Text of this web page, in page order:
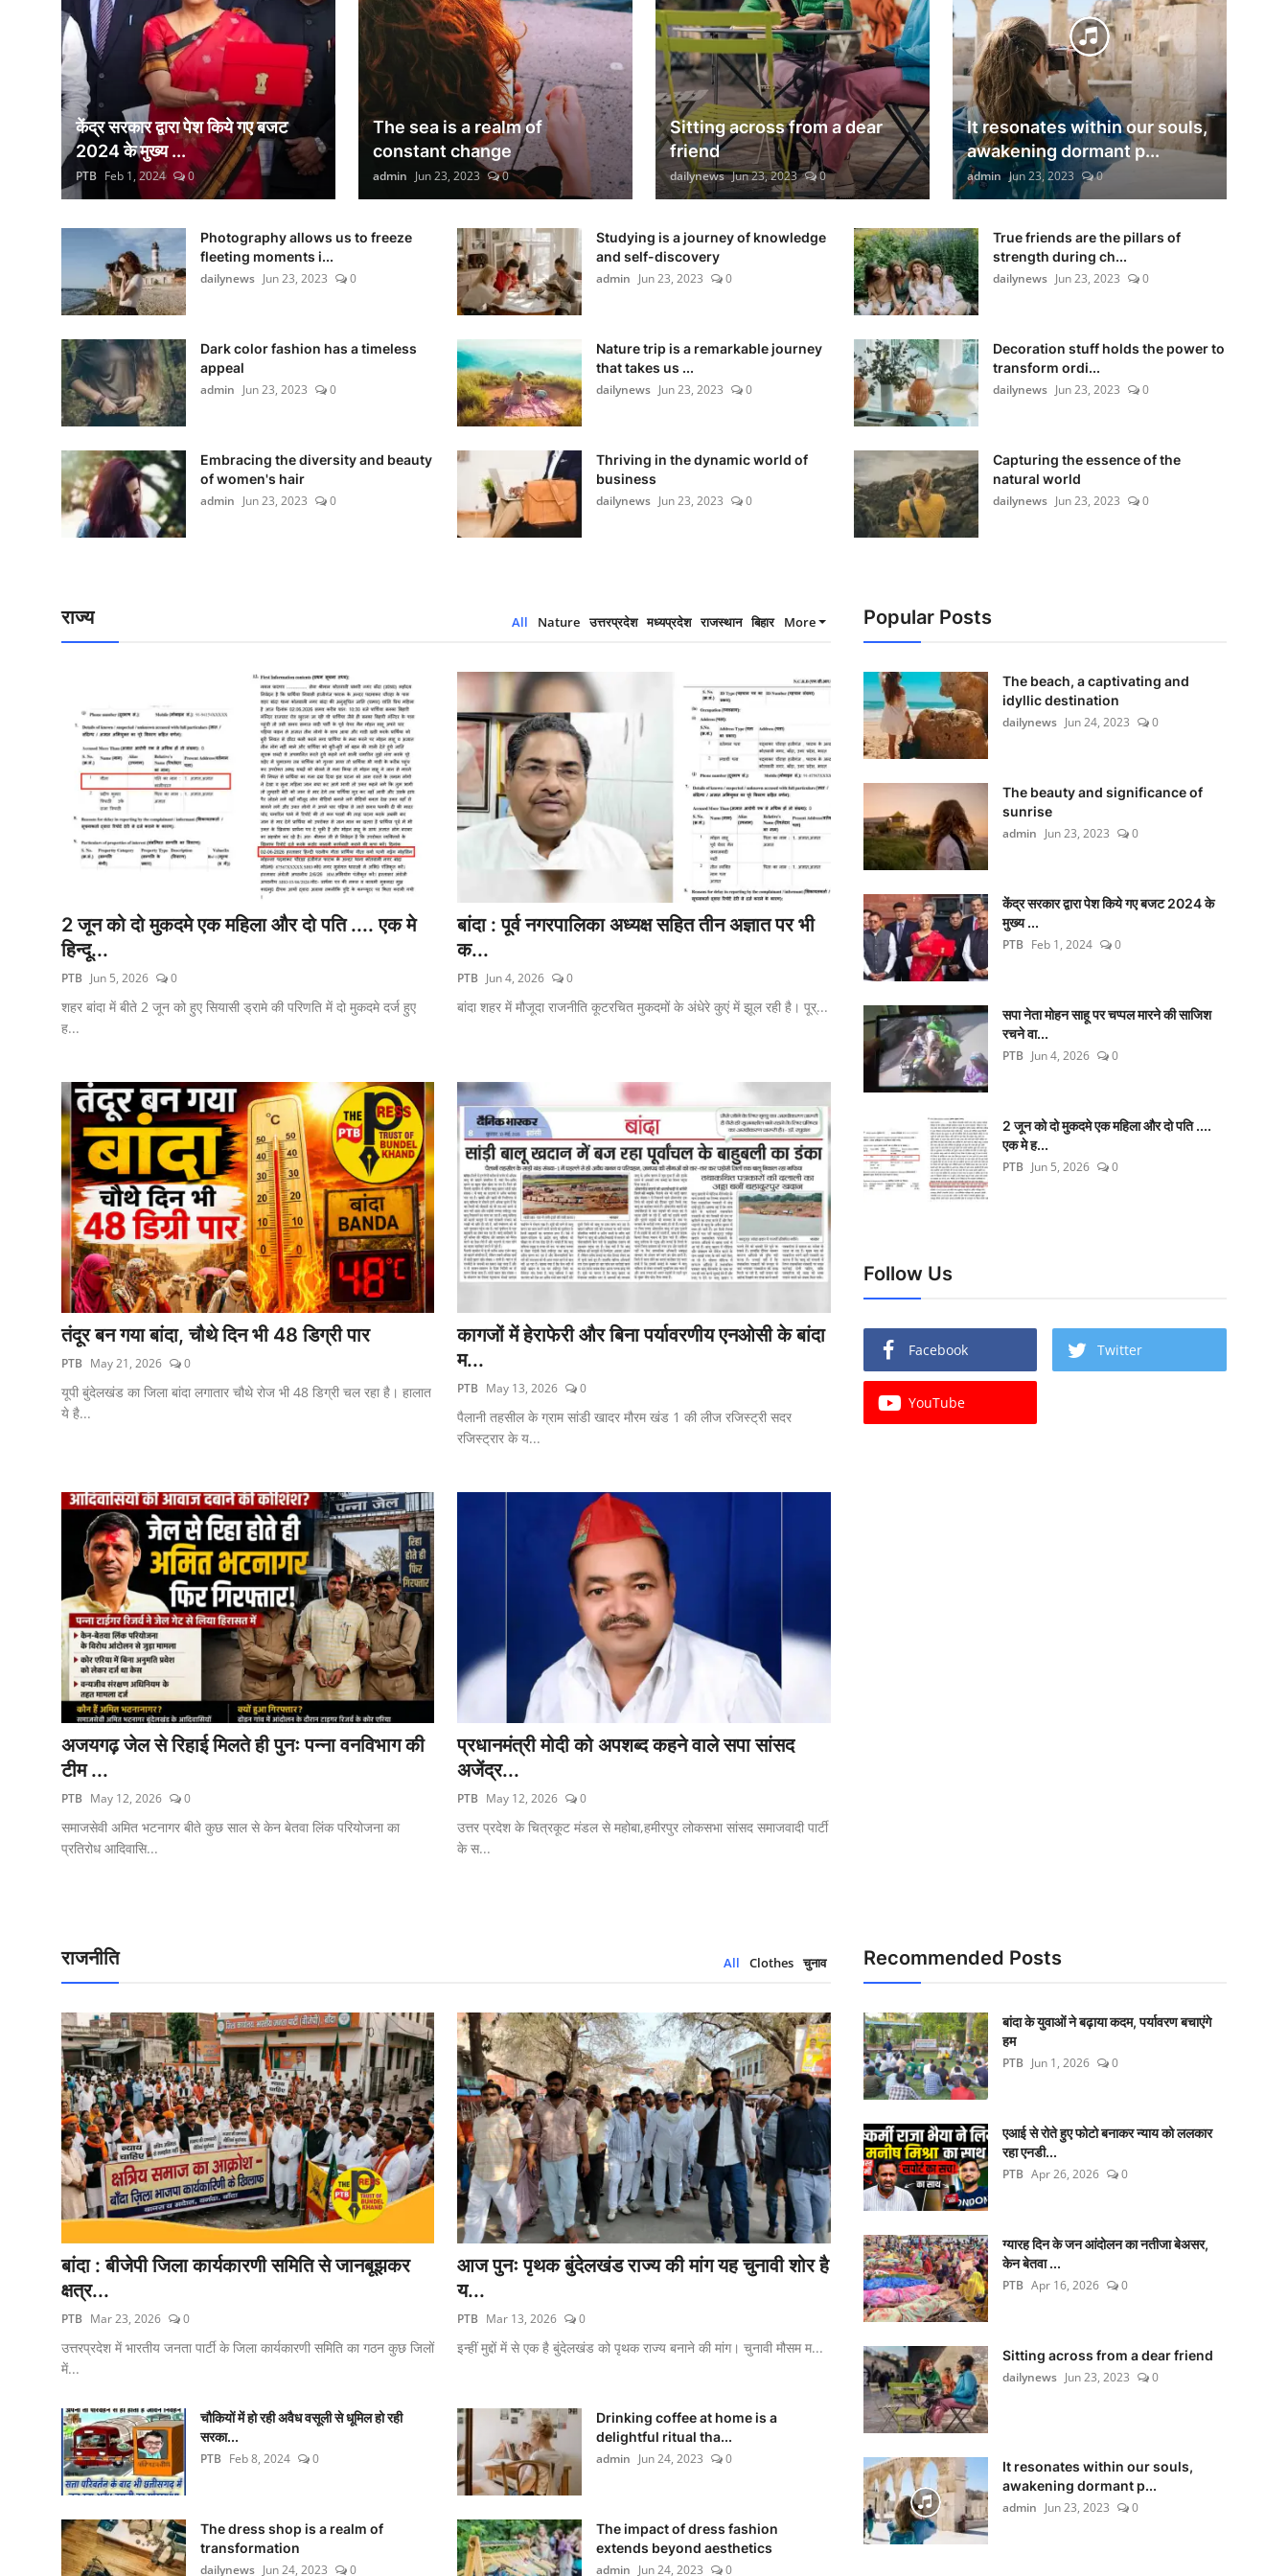
केंद्र सरकार द्वारा पेश किये गए बजट
2024 के मुख्य ...
PTB Feb 1, 2024 0
The sea is a realm of
constant change
admin Jun 23, 2023 0
Sitting across from a dear
friend
dailynews Jun 23, 2023 0
It resonates within our souls,
awakening dormant p...
admin Jun 23, 2023 0
Photography allows us to freeze
fleeting moments i...
dailynews Jun 23, 2023 0
Studying is a journey of knowledge
and self-discovery
admin Jun 23, 2023 0
True friends are the pillars of
strength during ch...
dailynews Jun 23, 2023 0
Dark color fashion has a timeless
appeal
admin Jun 23, 2023 0
Nature trip is a remarkable journey
that takes us ...
dailynews Jun 23, 2023 0
Decoration stuff holds the power to
transform ordi...
dailynews Jun 23, 2023 0
Embracing the diversity and beauty
of women's hair
admin Jun 23, 2023 0
Thriving in the dynamic world of
business
dailynews Jun 23, 2023 0
Capturing the essence of the
natural world
dailynews Jun 23, 2023 0
राज्य All Nature उत्तरप्रदेश मध्यप्रदेश राजस्थान बिहार More
2 जून को दो मुकदमे एक महिला और दो पति .... एक मे
हिन्दू...
PTB Jun 5, 2026 0
शहर बांदा में बीते 2 जून को हुए सियासी ड्रामे की परिणति में दो मुकदमे दर्ज हुए
ह...
बांदा : पूर्व नगरपालिका अध्यक्ष सहित तीन अज्ञात पर भी
क...
PTB Jun 4, 2026 0
बांदा शहर में मौजूदा राजनीति कूटरचित मुकदमों के अंधेरे कुएं में झूल रही है। पूर्...
तंदूर बन गया बांदा, चौथे दिन भी 48 डिग्री पार
PTB May 21, 2026 0
यूपी बुंदेलखंड का जिला बांदा लगातार चौथे रोज भी 48 डिग्री चल रहा है। हालात
ये है...
कागजों में हेराफेरी और बिना पर्यावरणीय एनओसी के बांदा
म...
PTB May 13, 2026 0
पैलानी तहसील के ग्राम सांडी खादर मौरम खंड 1 की लीज रजिस्ट्री सदर
रजिस्ट्रार के य...
अजयगढ़ जेल से रिहाई मिलते ही पुनः पन्ना वनविभाग की
टीम ...
PTB May 12, 2026 0
समाजसेवी अमित भटनागर बीते कुछ साल से केन बेतवा लिंक परियोजना का
प्रतिरोध आदिवासि...
प्रधानमंत्री मोदी को अपशब्द कहने वाले सपा सांसद
अजेंद्र...
PTB May 12, 2026 0
उत्तर प्रदेश के चित्रकूट मंडल से महोबा,हमीरपुर लोकसभा सांसद समाजवादी पार्टी
के स...
Popular Posts
The beach, a captivating and
idyllic destination
dailynews Jun 24, 2023 0
The beauty and significance of
sunrise
admin Jun 23, 2023 0
केंद्र सरकार द्वारा पेश किये गए बजट 2024 के
मुख्य ...
PTB Feb 1, 2024 0
सपा नेता मोहन साहू पर चप्पल मारने की साजिश
रचने वा...
PTB Jun 4, 2026 0
2 जून को दो मुकदमे एक महिला और दो पति ....
एक मे ह...
PTB Jun 5, 2026 0
Follow Us
Facebook Twitter
YouTube
राजनीति All Clothes चुनाव
बांदा : बीजेपी जिला कार्यकारणी समिति से जानबूझकर
क्षत्र...
PTB Mar 23, 2026 0
उत्तरप्रदेश में भारतीय जनता पार्टी के जिला कार्यकारणी समिति का गठन कुछ जिलों
में...
आज पुनः पृथक बुंदेलखंड राज्य की मांग यह चुनावी शोर है
य...
PTB Mar 13, 2026 0
इन्हीं मुद्दों में से एक है बुंदेलखंड को पृथक राज्य बनाने की मांग। चुनावी मौसम म...
चौकियों में हो रही अवैध वसूली से धूमिल हो रही
सरका...
PTB Feb 8, 2024 0
Drinking coffee at home is a
delightful ritual tha...
admin Jun 24, 2023 0
The dress shop is a realm of
transformation
dailynews Jun 24, 2023 0
The impact of dress fashion
extends beyond aesthetics
admin Jun 24, 2023 0
Recommended Posts
बांदा के युवाओं ने बढ़ाया कदम, पर्यावरण बचाएंगे
हम
PTB Jun 1, 2026 0
एआई से रोते हुए फोटो बनाकर न्याय को ललकार
रहा एनडी...
PTB Apr 26, 2026 0
ग्यारह दिन के जन आंदोलन का नतीजा बेअसर,
केन बेतवा ...
PTB Apr 16, 2026 0
Sitting across from a dear friend
dailynews Jun 23, 2023 0
It resonates within our souls,
awakening dormant p...
admin Jun 23, 2023 0